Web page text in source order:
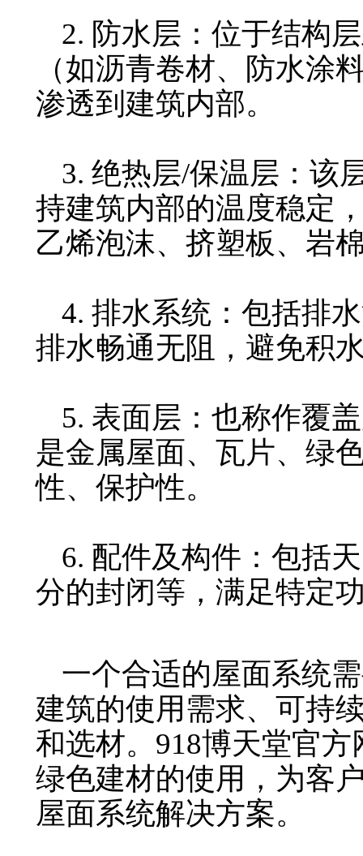
2. 防水层：位于结构
（如沥青卷材、防水涂
渗透到建筑内部。
3. 绝热层/保温层：该
持建筑内部的温度稳定
乙烯泡沫、挤塑板、岩
4. 排水系统：包括排
排水畅通无阻，避免积
5. 表面层：也称作覆
是金属屋面、瓦片、绿
性、保护性。
6. 配件及构件：包括
分的封闭等，满足特定
一个合适的屋面系统
建筑的使用需求、可持
和选材。918博天堂官
绿色建材的使用，为客
屋面系统解决方案。